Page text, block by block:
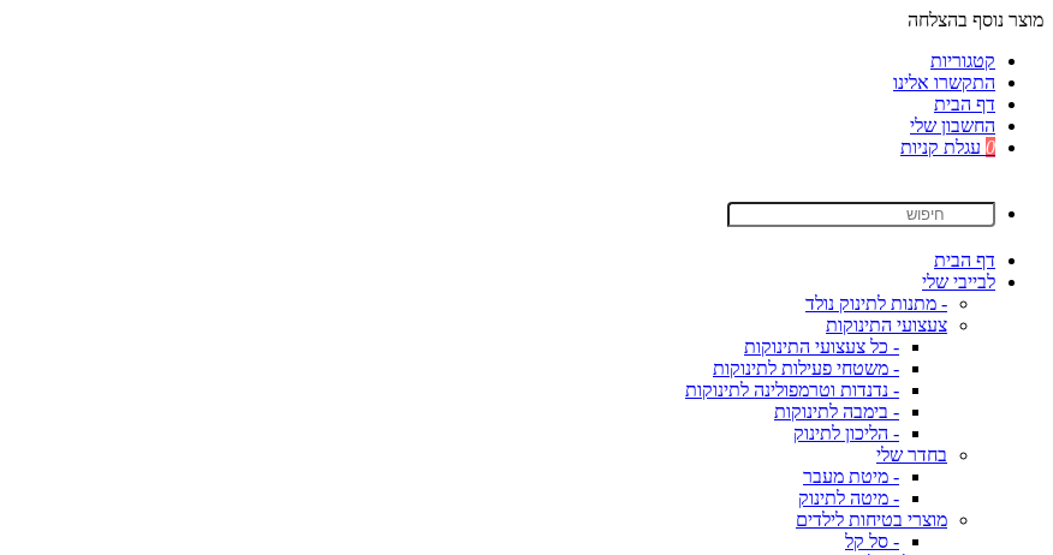
מוצר נוסף בהצלחה
קטגוריות
התקשרו אלינו
דף הבית
החשבון שלי
0 עגלת קניות
דף הבית
לבייבי שלי
- מתנות לתינוק נולד
צעצועי התינוקות
- כל צעצועי התינוקות
- משטחי פעילות לתינוקות
- נדנדות וטרמפולינה לתינוקות
- בימבה לתינוקות
- הליכון לתינוק
בחדר שלי
- מיטת מעבר
- מיטה לתינוק
מוצרי בטיחות לילדים
- סל קל